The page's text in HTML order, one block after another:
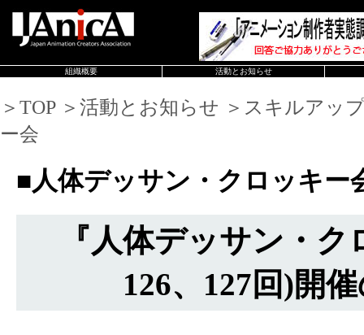
組織概要 活動とお知らせ
＞TOP ＞活動とお知らせ ＞スキルアッ
ー会
■人体デッサン・クロッキー
『人体デッサン・
126、127回)開